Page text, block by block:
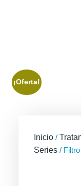
¡Oferta!
Inicio /
Series /